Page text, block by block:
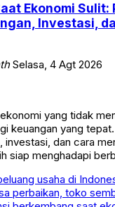
Ekonomi Sulit:
Investasi,
Selasa, 4 Agt 2026
yang tidak
keuangan yang
investasi, dan cara
siap menghadapi